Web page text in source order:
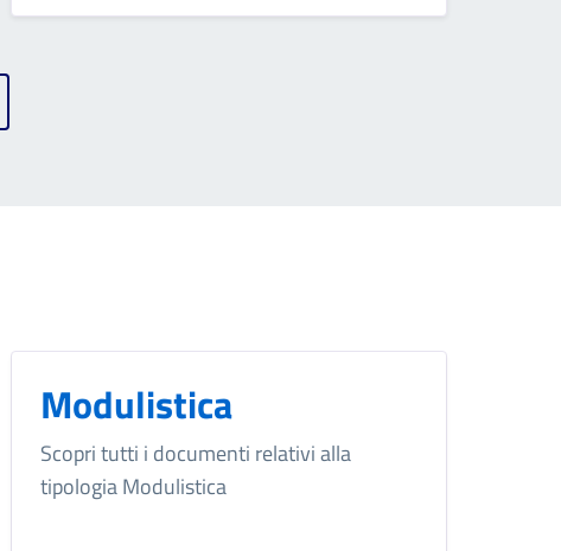
Modulistica
Scopri tutti i documenti relativi alla
tipologia Modulistica